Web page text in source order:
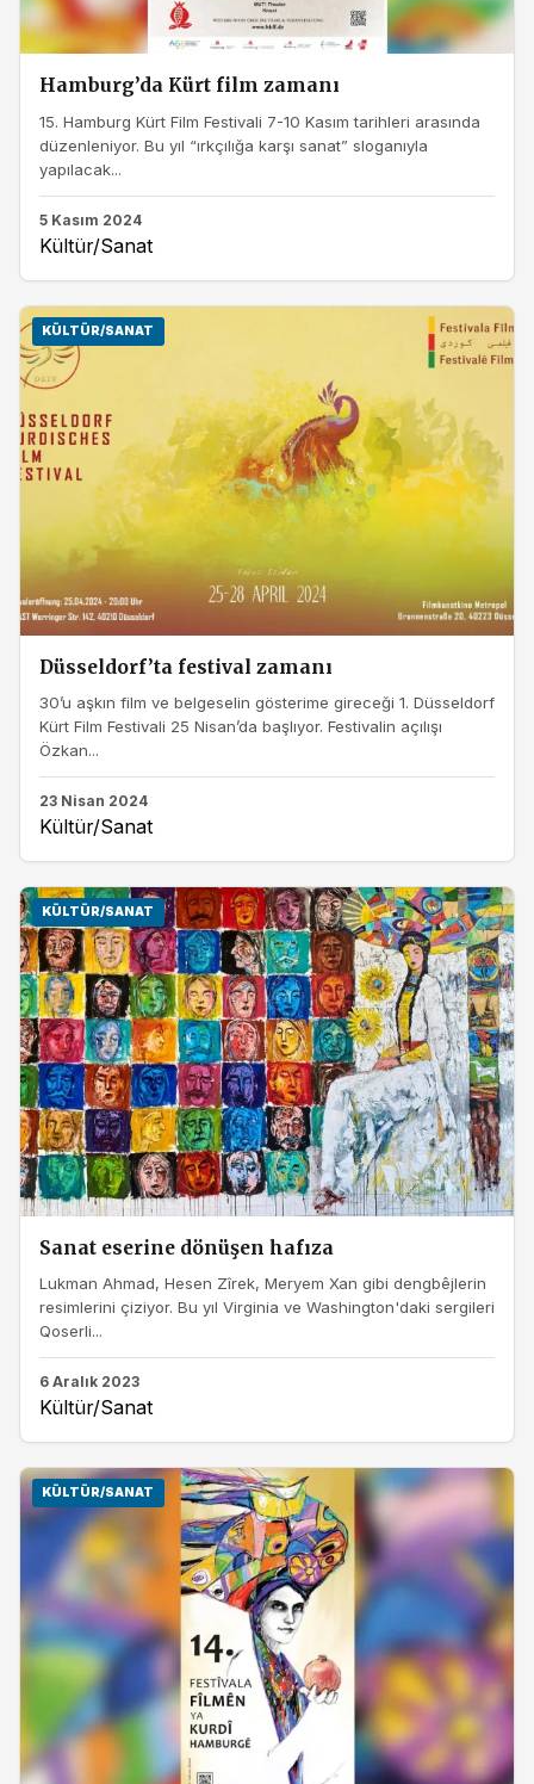
Hamburg’da Kürt film zamanı
15. Hamburg Kürt Film Festivali 7-10 Kasım tarihleri arasında
düzenleniyor. Bu yıl “ırkçılığa karşı sanat” sloganıyla
yapılacak...
5 Kasım 2024
Kültür/Sanat
KÜLTÜR/SANAT
Düsseldorf’ta festival zamanı
30’u aşkın film ve belgeselin gösterime gireceği 1. Düsseldorf
Kürt Film Festivali 25 Nisan’da başlıyor. Festivalin açılışı
Özkan...
23 Nisan 2024
Kültür/Sanat
KÜLTÜR/SANAT
Sanat eserine dönüşen hafıza
Lukman Ahmad, Hesen Zîrek, Meryem Xan gibi dengbêjlerin
resimlerini çiziyor. Bu yıl Virginia ve Washington'daki sergileri
Qoserli...
6 Aralık 2023
Kültür/Sanat
KÜLTÜR/SANAT